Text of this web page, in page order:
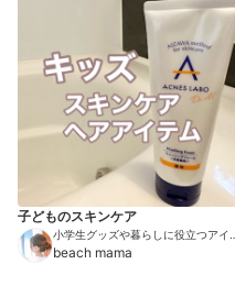
子どものスキンケア
小学生グッズや暮らしに役立つアイテ
ムを紹介
beach mama